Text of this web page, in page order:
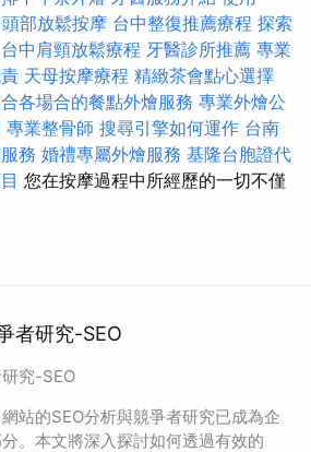
部放鬆按摩 台中整復推薦療程 探索
台中肩頸放鬆療程 牙醫診所推薦 專業
天母按摩療程 精緻茶會點心選擇
各場合的餐點外燴服務 專業外燴公
專業整骨師 搜尋引擎如何運作 台南
務 婚禮專屬外燴服務 基隆台胞證代
您在按摩過程中所經歷的一切不僅
者研究-SEO
究-SEO
站的SEO分析與競爭者研究已成為企
。本文將深入探討如何透過有效的